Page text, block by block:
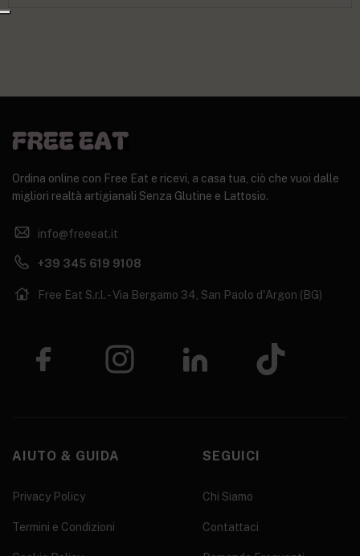
Ordina online con Free Eat e ricevi, a casa tua, ciò che vuoi dalle
migliori realtà artigianali Senza Glutine e Lattosio.
info@freeeat.it
+39 345 619 9108
Free Eat S.r.l. - Via Bergamo 34, San Paolo d'Argon (BG)
AIUTO & GUIDA
Privacy Policy
Termini e Condizioni
SEGUICI
Chi Siamo
Contattaci